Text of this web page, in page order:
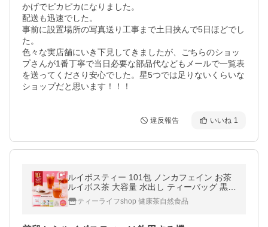
かげでピカピカになりました。
配送も迅速でした。
事前に設置場所の写真送り工事まで土日挟んで5日ほどでし
た。
色々な実店舗にいき下見してきましたが、ごちらのショッ
プさんが1番丁寧で当日必要な部品代などもメールで一覧表
を送ってくださり安心でした。星5つでは足りないくらいな
ショップだと思います！！！
違反報告 いいね 1
ルイボスティー 101包 ノンカフェイン お茶
ルイボス茶 大容量 水出し ティーバッグ 黒豆
茶 100包 グリーンルイボスティー 50包 100
0円ポッキリ ティーライフ
ティーライフshop 健康茶自然食品